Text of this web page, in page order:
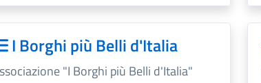
I Borghi più Belli d'Italia
"I Borghi più Belli d'Italia"